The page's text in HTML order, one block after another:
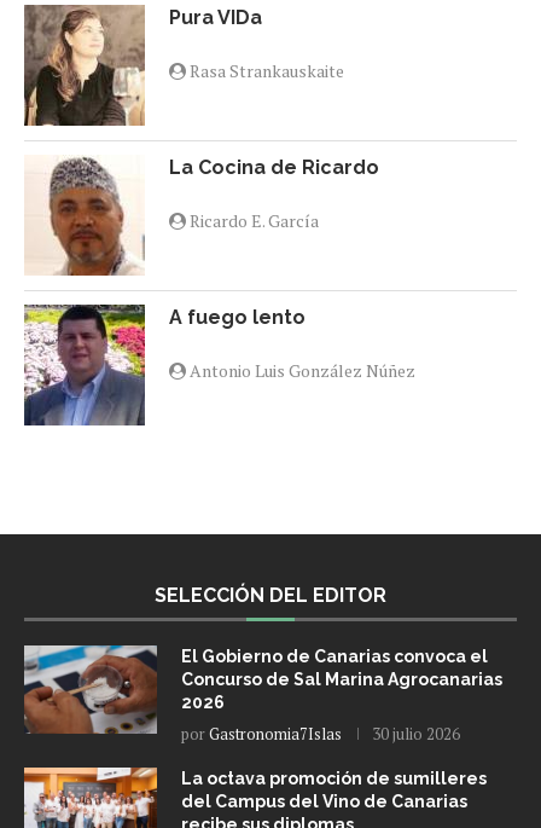
Pura VIDa
Rasa Strankauskaite
La Cocina de Ricardo
Ricardo E. García
A fuego lento
Antonio Luis González Núñez
SELECCIÓN DEL EDITOR
El Gobierno de Canarias convoca el
Concurso de Sal Marina Agrocanarias
2026
porGastronomia7Islas 30 julio 2026
La octava promoción de sumilleres
del Campus del Vino de Canarias